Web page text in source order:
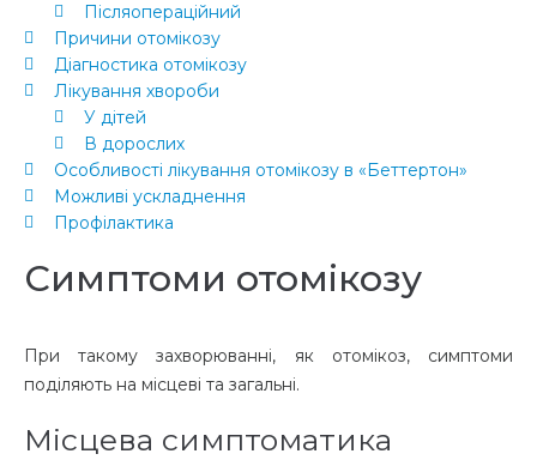
Післяопераційний
Причини отомікозу
Діагностика отомікозу
Лікування хвороби
У дітей
В дорослих
Особливості лікування отомікозу в «Беттертон»
Можливі ускладнення
Профілактика
Симптоми отомікозу
При такому захворюванні, як отомікоз, симптоми
поділяють на місцеві та загальні.
Місцева симптоматика